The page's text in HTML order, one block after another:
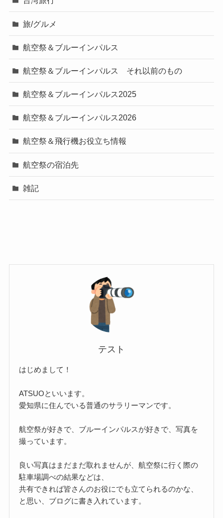
旅/グルメ
航空祭＆ブルーインパルス
航空祭＆ブルーインパルス それ以前のもの
航空祭＆ブルーインパルス2025
航空祭＆ブルーインパルス2026
航空祭＆飛行機お役立ち情報
航空祭の宿泊先
雑記
テスト
はじめまして！
ATSUOといいます。
愛知県に住んでいる普通のサラリーマンです。
航空祭が好きで、ブルーインパルスが好きで、写真を
撮っています。
良い写真はまだまだ取れませんが、航空祭に行く際の
駐車場調べの結果などは、
共有できれば皆さんのお役にでも立てられるのかな、
と思い、ブログに書き入れています。